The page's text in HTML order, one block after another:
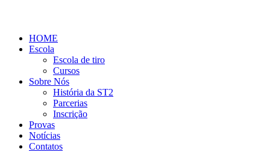
HOME
Escola
Escola de tiro
Cursos
Sobre Nós
História da ST2
Parcerias
Inscrição
Provas
Notícias
Contatos